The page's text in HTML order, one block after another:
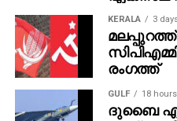
നിയമാനുസൃത
വിവരങ്ങളോ
ഉന്നയിക്കില്ലെന്നും
കൂടുതല്‍ ജാഗ്രത
വ്യക്തമാക്കി.
KERALA 3
രംഗത്ത്
GULF 18
ദുബൈ